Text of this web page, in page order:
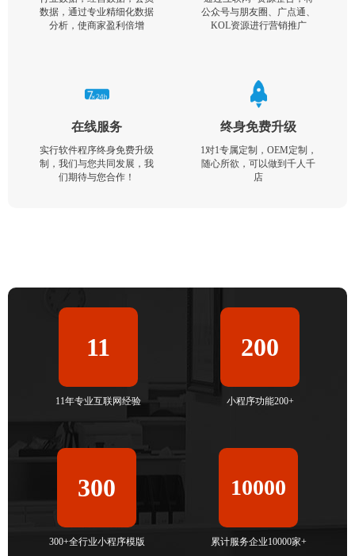
数据，通过专业精细化数据
分析，使商家盈利倍增
公众号与朋友圈、广点通、
KOL资源进行营销推广
在线服务
实行软件程序终身免费升级
制，我们与您共同发展，我
们期待与您合作！
终身免费升级
1对1专属定制，OEM定制，
随心所欲，可以做到千人千
店
11
11年专业互联网经验
200
小程序功能200+
300
300+全行业小程序模版
10000
累计服务企业10000家+